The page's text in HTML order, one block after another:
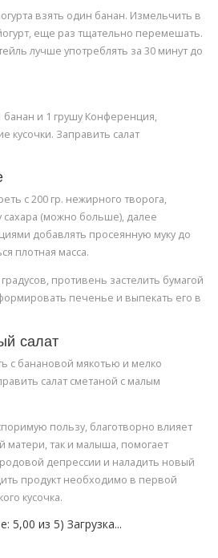
взять один банан. Измельчить в
еще раз тщательно перемешать.
лучше употреблять за 30 минут до
банан и 1 грушу Конференция,
кусочки. Заправить салат
с 200 гр. нежирного творога,
сахара (можно больше), далее
добавлять просеянную муку до
плотная масса.
противень застелить бумагой
печенье и выпекать его в
салат
с банановой мякотью и мелко
салат сметаной с малым
пользу, благотворно влияет
матери, так и малыша, помогает
депрессии и наладить новый
продукт необходимо в первой
кусочка.
5,00 из 5) Загрузка...